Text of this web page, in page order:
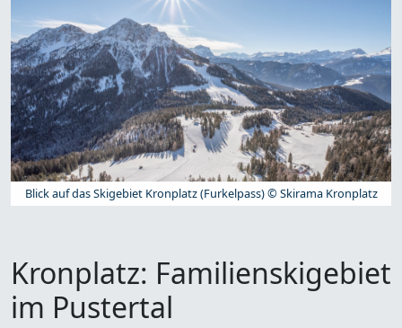
Blick auf das Skigebiet Kronplatz (Furkelpass) © Skirama Kronplatz
Kronplatz: Familienskigebiet
im Pustertal